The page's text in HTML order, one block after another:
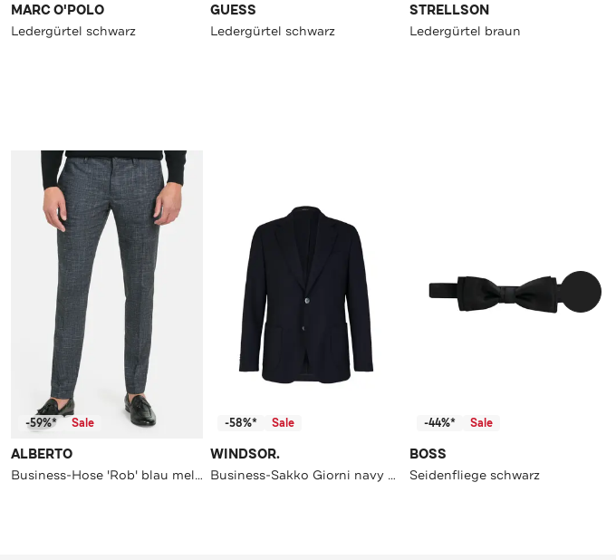
MARC O'POLO
Ledergürtel schwarz
GUESS
Ledergürtel schwarz
STRELLSON
Ledergürtel braun
-59%* Sale
ALBERTO
Business-Hose 'Rob' blau meliert
-58%* Sale
WINDSOR.
Business-Sakko Giorni navy Regular Fit
-44%* Sale
BOSS
Seidenfliege schwarz